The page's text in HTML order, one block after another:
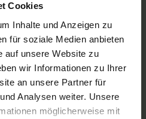
Cookies
Inhalte und Anzeigen zu
für soziale Medien anbieten
auf unsere Website zu
wir Informationen zu Ihrer
an unsere Partner für
Analysen weiter. Unsere
möglicherweise mit